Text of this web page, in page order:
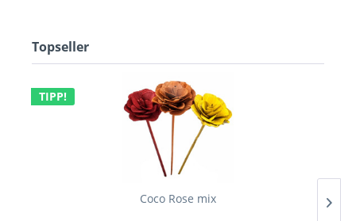
Topseller
TIPP!
Coco Rose mix